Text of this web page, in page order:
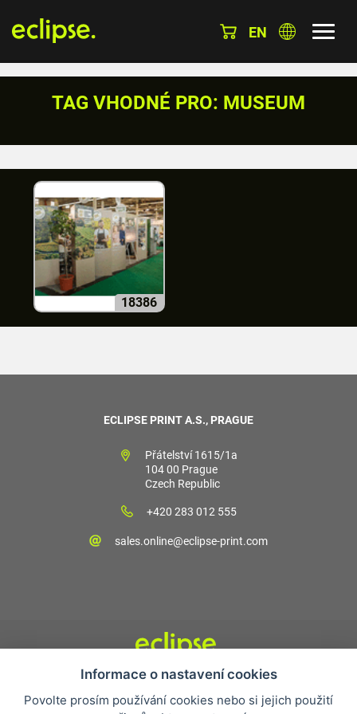
EN
TAG VHODNÉ PRO: MUSEUM
18386
ECLIPSE PRINT A.S., PRAGUE
Přátelství 1615/1a
104 00 Prague
Czech Republic
+420 283 012 555
sales.online@eclipse-print.com
Obchodní podmínky
Nejčastější otázky
Informace o nastavení cookies
Povolte prosím používání cookies nebo si jejich použití